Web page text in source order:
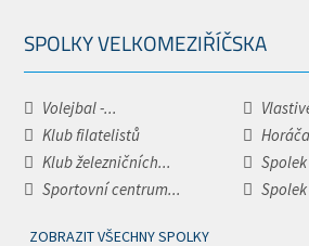
SPOLKY VELKOMEZIŘÍČSKA
Volejbal -...
Klub filatelistů
Klub železničních...
Spolek
Sportovní centrum...
ZOBRAZIT VŠECHNY SPOLKY